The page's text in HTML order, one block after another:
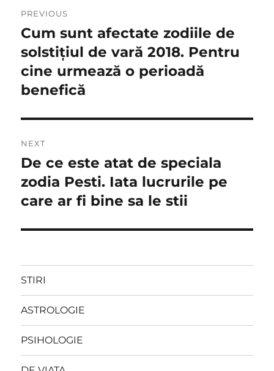
în
articole
PREVIOUS
Previous
post:
Cum sunt afectate zodiile de
solstiţiul de vară 2018. Pentru
cine urmează o perioadă
benefică
NEXT
Next
post:
De ce este atat de speciala
zodia Pesti. Iata lucrurile pe
care ar fi bine sa le stii
STIRI
ASTROLOGIE
PSIHOLOGIE